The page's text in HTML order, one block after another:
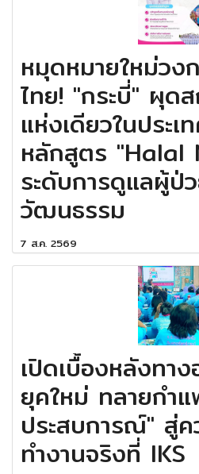
หมุดหมายใหม่วง
ไทย! "กระบี่" ผุด
แห่งเดียวในประเ
หลักสูตร "Halal
ระดับการดูแลผู้ป่
วัฒนธรรม
7 ส.ค. 2569
เปิดเบื้องหลังทา
ยุคใหม่ ทลายกำ
ประสบการณ์" สู่
ทำงานจริงที่ IKS